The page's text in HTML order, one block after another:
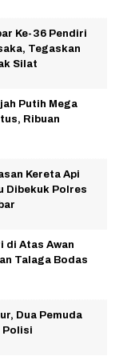
Ke-36 Pendiri
Tegaskan
Silat
Putih Mega
Ribuan
Kereta Api
Dibekuk Polres
di Atas Awan
Talaga Bodas
Dua Pemuda
Polisi